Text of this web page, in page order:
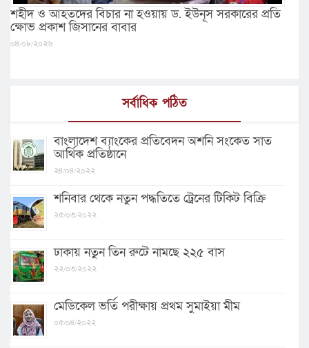
শহীদ ও আহতদের বিচার না হওয়ায় ড. ইউনূস সরকারের প্রতি
ক্ষোভ প্রকাশ জিসানের বাবার
০৪/০৮/২০২৬
সর্বাধিক পঠিত
বাংলাদেশ ব্যাংকের প্রতিবেদন অশনি সংকেত সাত
আর্থিক প্রতিষ্ঠানে
২৪/০৪/২০২২
শনিবার থেকে নতুন পদ্ধতিতে ট্রেনের টিকিট বিক্রি
২৫/০৩/২০২২
ঢাকায় নতুন তিন রুটে নামছে ২২৫ বাস
২২/০৩/২০২২
মেডিকেল ভর্তি পরীক্ষায় প্রথম সুমাইয়া মীম
০৫/০৪/২০২২